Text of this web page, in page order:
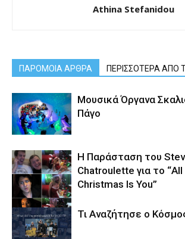
Athina Stefanidou
ΠΑΡΟΜΟΙΑ ΑΡΘΡΑ ΠΕΡΙΣΣΟΤΕΡΑ ΑΠΟ
Μουσικά Όργανα
Πάγο
Η Παράσταση του
Chatroulette για το
Christmas Is You”
Τι Αναζήτησε ο